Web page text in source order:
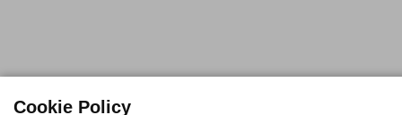
Cookie Policy